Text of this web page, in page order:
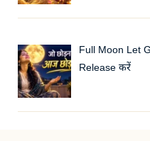
Full Moon Let
Release करें